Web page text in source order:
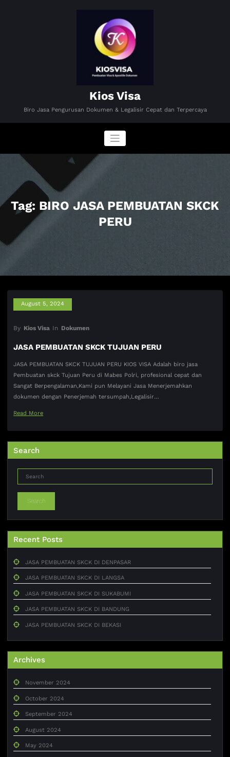
Kios Visa
Biro Jasa Pengurusan Dokumen & Legalisir Cepat dan Terpercaya
Tag: BIRO JASA PEMBUATAN SKCK
PERU
August 5, 2024
By Kios Visa In Dokumen
JASA PEMBUATAN SKCK TUJUAN PERU
JASA PEMBUATAN SKCK TUJUAN PERU KIOS VISA Adalah biro jasa
Pembuatan skck Tujuan Peru di Mabes Polri, profesional cepat dan
Sangat Berpengalaman,Kami pun Melayani Jasa Menerjemahkan
dokumen dengan Penerjemah tersumpah,Legalisir…
Read More
Search
Search
Recent Posts
JASA PEMBUATAN SKCK DI DENPASAR
JASA PEMBUATAN SKCK DI LANGSA
JASA PEMBUATAN SKCK DI SUKABUMI
JASA PEMBUATAN SKCK DI BANDUNG
JASA PEMBUATAN SKCK DI BEKASI
Archives
November 2024
October 2024
September 2024
August 2024
May 2024